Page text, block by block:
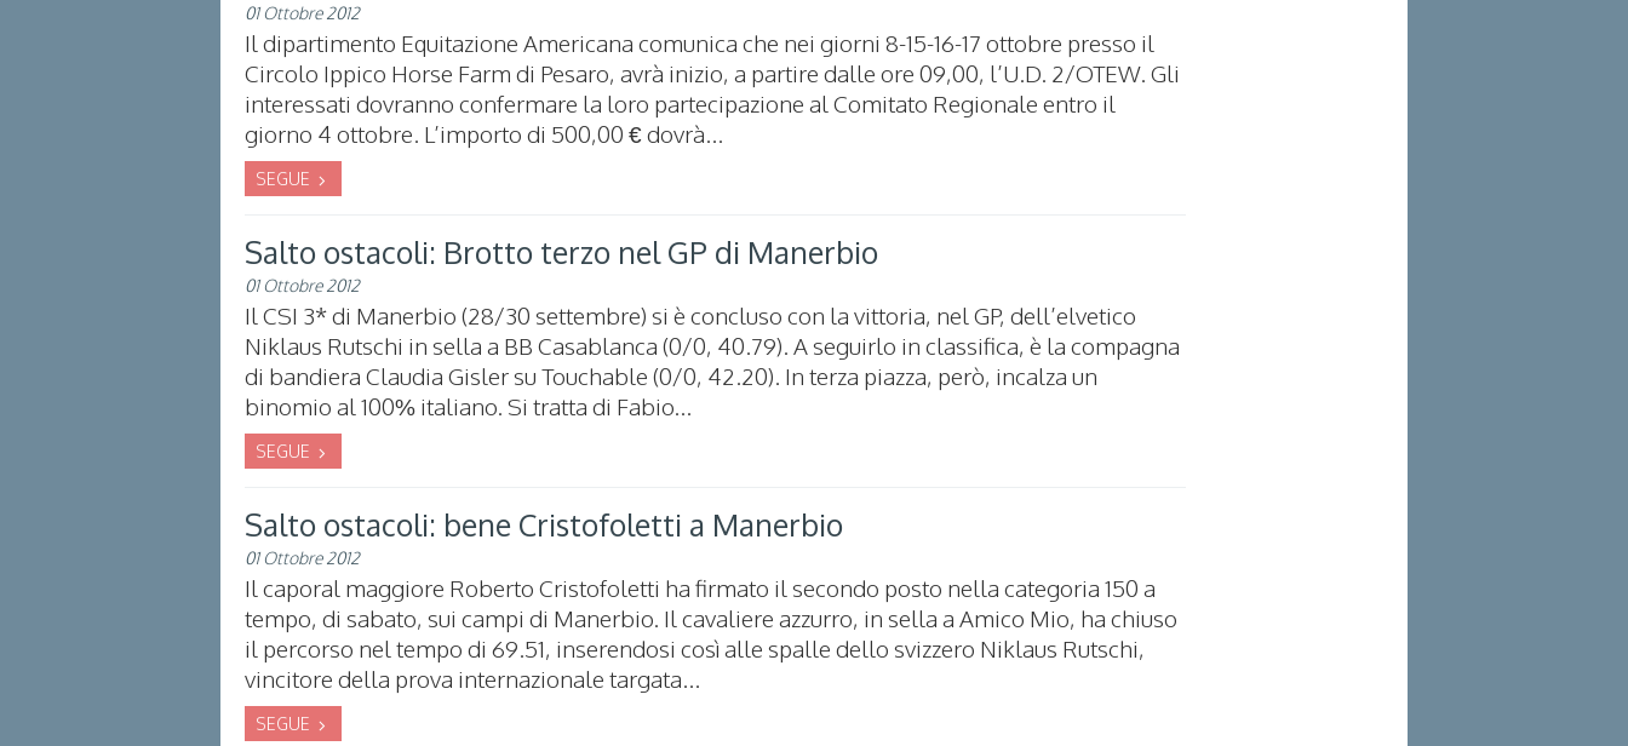
01 Ottobre 2012
Il dipartimento Equitazione Americana comunica che nei giorni 8-15-16-17 ottobre presso il
Circolo Ippico Horse Farm di Pesaro, avrà inizio, a partire dalle ore 09,00, l’U.D. 2/OTEW. Gli
interessati dovranno confermare la loro partecipazione al Comitato Regionale entro il
giorno 4 ottobre. L’importo di 500,00 € dovrà...
SEGUE
Salto ostacoli: Brotto terzo nel GP di Manerbio
01 Ottobre 2012
Il CSI 3* di Manerbio (28/30 settembre) si è concluso con la vittoria, nel GP, dell’elvetico
Niklaus Rutschi in sella a BB Casablanca (0/0, 40.79). A seguirlo in classifica, è la compagna
di bandiera Claudia Gisler su Touchable (0/0, 42.20). In terza piazza, però, incalza un
binomio al 100% italiano. Si tratta di Fabio...
SEGUE
Salto ostacoli: bene Cristofoletti a Manerbio
01 Ottobre 2012
Il caporal maggiore Roberto Cristofoletti ha firmato il secondo posto nella categoria 150 a
tempo, di sabato, sui campi di Manerbio. Il cavaliere azzurro, in sella a Amico Mio, ha chiuso
il percorso nel tempo di 69.51, inserendosi così alle spalle dello svizzero Niklaus Rutschi,
vincitore della prova internazionale targata...
SEGUE